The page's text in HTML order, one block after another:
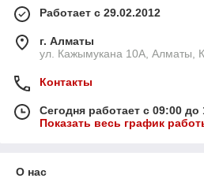
Работает с 29.02.2012
г. Алматы
ул. Кажымукана 10А, Алматы,
Контакты
Сегодня работает с 09:00 до
Показать весь график
О нас